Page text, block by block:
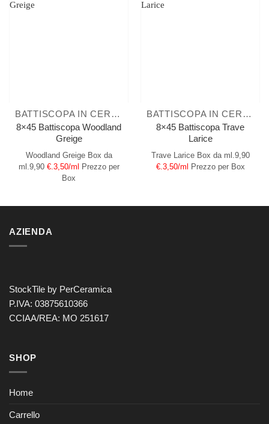
BATTISCOPA IN CERAMICA
8×45 Battiscopa Woodland
Greige
Woodland Greige Box da
ml.9,90 €.3,50/ml
Prezzo per
Box
BATTISCOPA IN CERAMICA
8×45 Battiscopa Trave
Larice
Trave Larice Box da ml.9,90
€.3,50/ml
Prezzo per Box
AZIENDA
StockTile by PerCeramica
P.IVA: 03875610366
CCIAA/REA: MO 251617
SHOP
Home
Carrello